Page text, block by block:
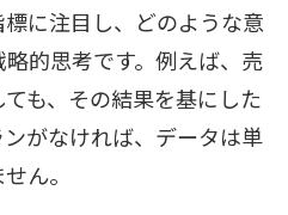
に注目し、どのような意
的思考です。例えば、売
も、その結果を基にした
がなければ、データは単
ん。